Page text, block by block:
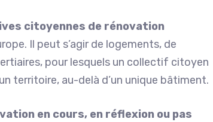
citoyennes de rénovation
Il peut s’agir de logements, de
pour lesquels un collectif citoyen
territoire, au-delà d’un unique bâtiment.
en cours, en réflexion ou pas